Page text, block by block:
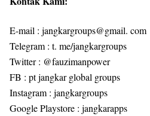
E-mail : jangkargroups@gmail. com
Telegram : t. me/jangkargroups
Twitter : @fauzimanpower
FB : pt jangkar global groups
Instagram : jangkargroups
Google Playstore : jangkarapps